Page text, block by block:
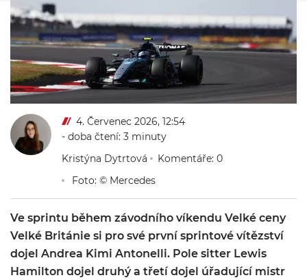
4. Červenec 2026, 12:54
- doba čtení: 3 minuty
Kristýna Dytrtová
Komentáře: 0
Foto: © Mercedes
Ve sprintu během závodního víkendu Velké ceny
Velké Británie si pro své první sprintové vítězství
dojel Andrea Kimi Antonelli. Pole sitter Lewis
Hamilton dojel druhý a třetí dojel úřadující mistr